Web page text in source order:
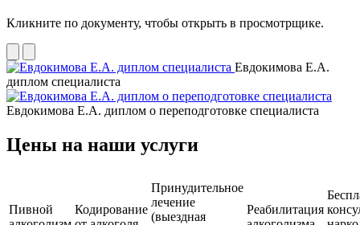
Кликните по документу, чтобы открыть в просмотрщике.
Евдокимова Е.А.
диплом специалиста
Евдокимова Е.А. диплом о переподготовке специалиста
Цены на наши услуги
Пивной
Кодирование
Принудительное
лечение
(выездная
Реабилитация